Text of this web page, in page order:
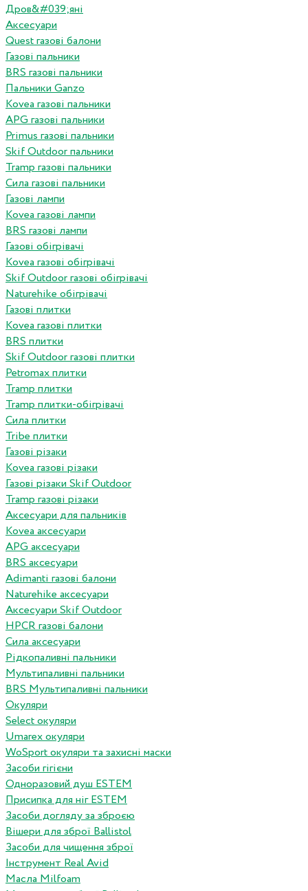
Дров&#039;яні
Аксесуари
Quest газові балони
Газові пальники
BRS газові пальники
Пальники Ganzo
Kovea газові пальники
APG газові пальники
Primus газові пальники
Skif Outdoor пальники
Tramp газові пальники
Сила газові пальники
Газові лампи
Kovea газові лампи
BRS газові лампи
Газові обігрівачі
Kovea газові обігрівачі
Skif Outdoor газові обігрівачі
Naturehike обігрівачі
Газові плитки
Kovea газові плитки
BRS плитки
Skif Outdoor газові плитки
Petromax плитки
Tramp плитки
Tramp плитки-обігрівачі
Сила плитки
Tribe плитки
Газові різаки
Kovea газові різаки
Газові різаки Skif Outdoor
Tramp газові різаки
Аксесуари для пальників
Kovea аксесуари
APG аксесуари
BRS аксесуари
Adimanti газові балони
Naturehike аксесуари
Аксесуари Skif Outdoor
HPCR газові балони
Сила аксесуари
Рідкопаливні пальники
Мультипаливні пальники
BRS Мультипаливні пальники
Окуляри
Select окуляри
Umarex окуляри
WoSport окуляри та захисні маски
Засоби гігієни
Одноразовий душ ESTEM
Присипка для ніг ESTEM
Засоби догляду за зброєю
Вішери для зброї Ballistol
Засоби для чищення зброї
Інструмент Real Avid
Масла Milfoam